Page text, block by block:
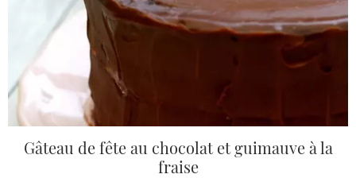
Gâteau de fête au chocolat et guimauve à la
fraise